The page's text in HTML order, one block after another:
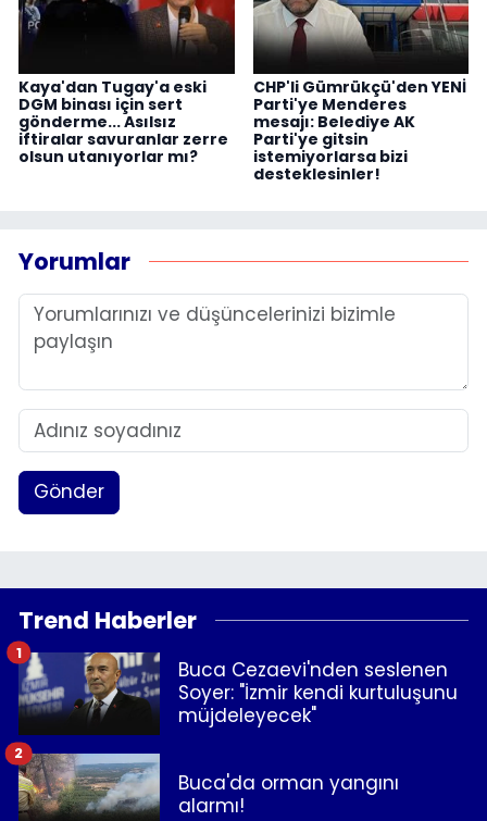
Kaya'dan Tugay'a eski
DGM binası için sert
gönderme... Asılsız
iftiralar savuranlar zerre
olsun utanıyorlar mı?
CHP'li Gümrükçü'den YENİ
Parti'ye Menderes
mesajı: Belediye AK
Parti'ye gitsin
istemiyorlarsa bizi
desteklesinler!
Yorumlar
Gönder
Trend Haberler
Buca Cezaevi'nden seslenen
Soyer: "İzmir kendi kurtuluşunu
müjdeleyecek"
1
Buca'da orman yangını
alarmı!
2